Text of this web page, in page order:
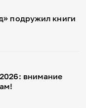
подружил книги
внимание